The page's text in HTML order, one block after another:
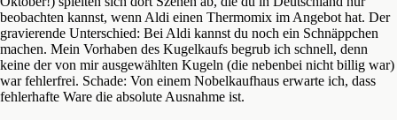
beobachten kannst, wenn Aldi einen Thermomix im Angebot hat. Der
gravierende Unterschied: Bei Aldi kannst du noch ein Schnäppchen
machen. Mein Vorhaben des Kugelkaufs begrub ich schnell, denn
keine der von mir ausgewählten Kugeln (die nebenbei nicht billig war)
war fehlerfrei. Schade: Von einem Nobelkaufhaus erwarte ich, dass
fehlerhafte Ware die absolute Ausnahme ist.